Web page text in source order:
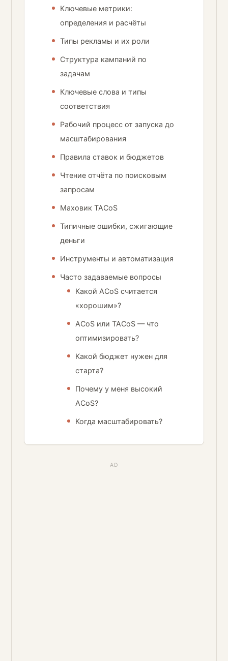
Ключевые метрики:
определения и расчёты
Типы рекламы и их роли
Структура кампаний по
задачам
Ключевые слова и типы
соответствия
Рабочий процесс от запуска до
масштабирования
Правила ставок и бюджетов
Чтение отчёта по поисковым
запросам
Маховик TACoS
Типичные ошибки, сжигающие
деньги
Инструменты и автоматизация
Часто задаваемые вопросы
Какой ACoS считается
«хорошим»?
ACoS или TACoS — что
оптимизировать?
Какой бюджет нужен для
старта?
Почему у меня высокий
ACoS?
Когда масштабировать?